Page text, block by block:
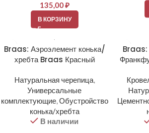
135,00₽
В КОРЗИНУ
Braas: Аэроэлемент конька/
хребта Braas Красный
Натуральная черепица,
Универсальные
комплектующие,Обустройство
конька/хребта
В наличии
Braas: